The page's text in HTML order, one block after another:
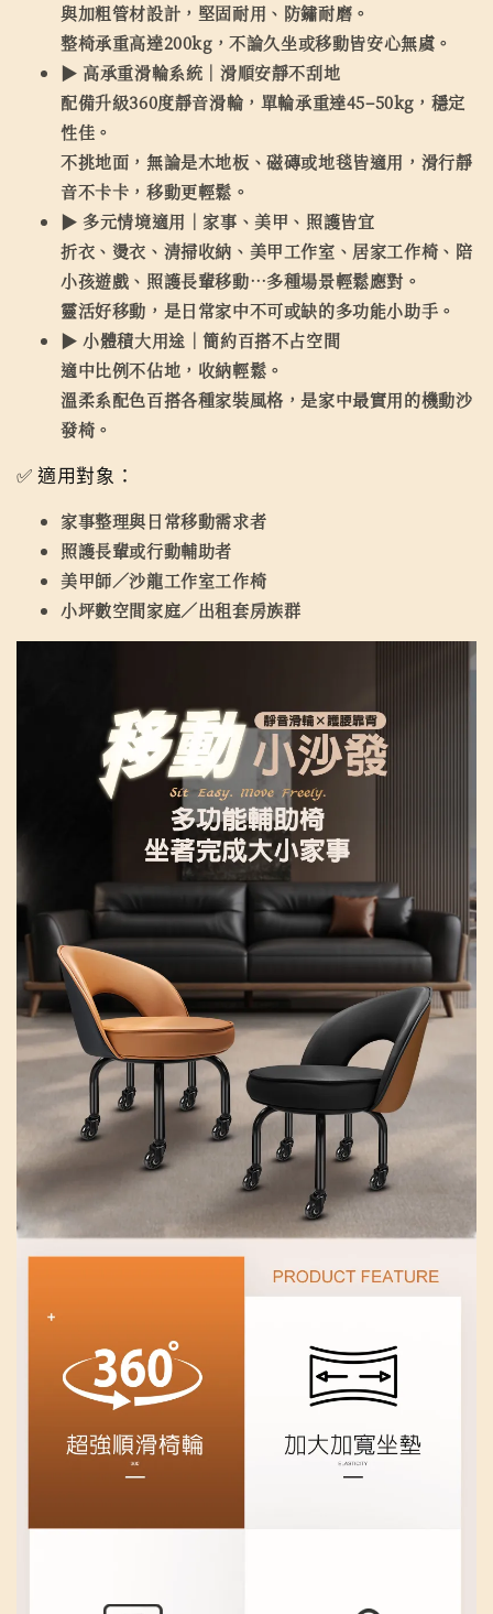
與加粗管材設計，堅固耐用、防鏽耐磨。
整椅承重高達200kg，不論久坐或移動皆安心無虞。
▶ 高承重滑輪系統｜滑順安靜不刮地
配備升級360度靜音滑輪，單輪承重達45–50kg，穩定
性佳。
不挑地面，無論是木地板、磁磚或地毯皆適用，滑行靜
音不卡卡，移動更輕鬆。
▶ 多元情境適用｜家事、美甲、照護皆宜
折衣、燙衣、清掃收納、美甲工作室、居家工作椅、陪
小孩遊戲、照護長輩移動…多種場景輕鬆應對。
靈活好移動，是日常家中不可或缺的多功能小助手。
▶ 小體積大用途｜簡約百搭不占空間
適中比例不佔地，收納輕鬆。
溫柔系配色百搭各種家裝風格，是家中最實用的機動沙
發椅。
✅ 適用對象：
家事整理與日常移動需求者
照護長輩或行動輔助者
美甲師／沙龍工作室工作椅
小坪數空間家庭／出租套房族群